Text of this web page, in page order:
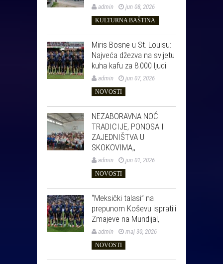
admin jun 08, 2026
KULTURNA BAŠTINA
Miris Bosne u St. Louisu:
Najveća džezva na svijetu
kuha kafu za 8.000 ljudi
admin jun 07, 2026
NOVOSTI
NEZABORAVNA NOĆ
TRADICIJE, PONOSA I
ZAJEDNIŠTVA U
SKOKOVIMA,,
admin jun 01, 2026
NOVOSTI
“Meksički talasi” na
prepunom Koševu ispratili
Zmajeve na Mundijal,
admin maj 30, 2026
NOVOSTI